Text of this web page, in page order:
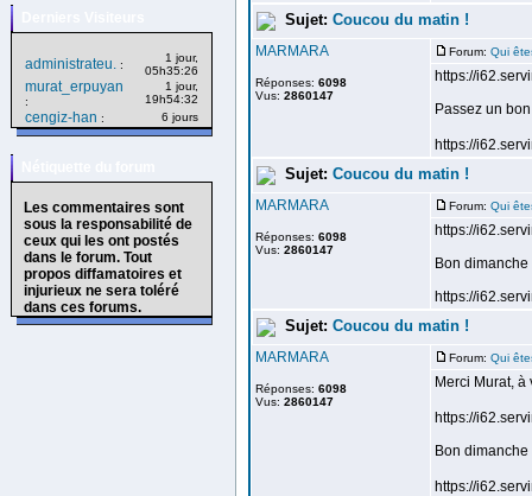
administrateu. :
1 jour,
05h35:26
murat_erpuyan
:
1 jour,
19h54:32
cengiz-han : 6 jours
Les commentaires sont
sous la responsabilité de
ceux qui les ont postés
dans le forum. Tout
propos diffamatoires et
injurieux ne sera toléré
dans ces forums.
Sujet: Coucou du matin !
MARMARA
Réponses: 6098
Vus: 2860147
Forum: Qui
https://
Passez un
https://
Sujet: Coucou du matin !
MARMARA
Réponses: 6098
Vus: 2860147
Forum: Qui
https://
Bon
https://
Sujet: Coucou du matin !
MARMARA
Réponses: 6098
Vus: 2860147
Forum: Qui
Merci Murat,
https://
Bon
https://